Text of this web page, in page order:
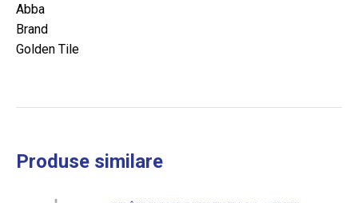
Abba
Brand
Golden Tile
Produse similare